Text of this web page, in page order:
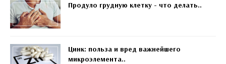
Продуло грудную клетку - что делать..
Цинк: польза и вред важнейшего
микроэлемента..